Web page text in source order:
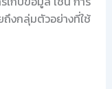
งกลุ่มตัวอย่างที่ใช้